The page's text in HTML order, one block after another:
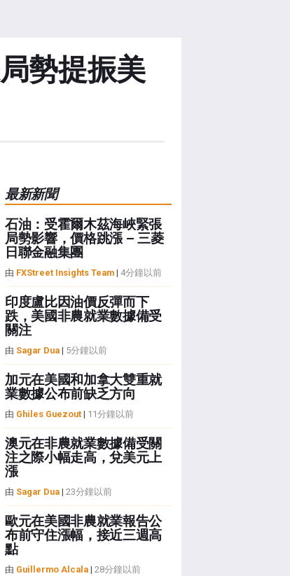
勢提振美
最新新聞
石油：受霍爾木茲海峽緊張
局勢影響，價格跳漲 – 三菱
日聯金融集團
由 FXStreet Insights Team| 4分鐘以前
印度盧比因油價反彈而下
跌，美國非農就業數據備受
關注
由 Sagar Dua| 5分鐘以前
加元在美國和加拿大雙重就
業數據公布前缺乏方向
由 Ghiles Guezout| 11分鐘以前
澳元在非農就業數據備受關
注之際小幅走高，兌美元上
漲
由 Sagar Dua| 23分鐘以前
歐元在美國非農就業報告公
布前守住漲幅，接近三週高
點
由 Guillermo Alcala| 28分鐘以前